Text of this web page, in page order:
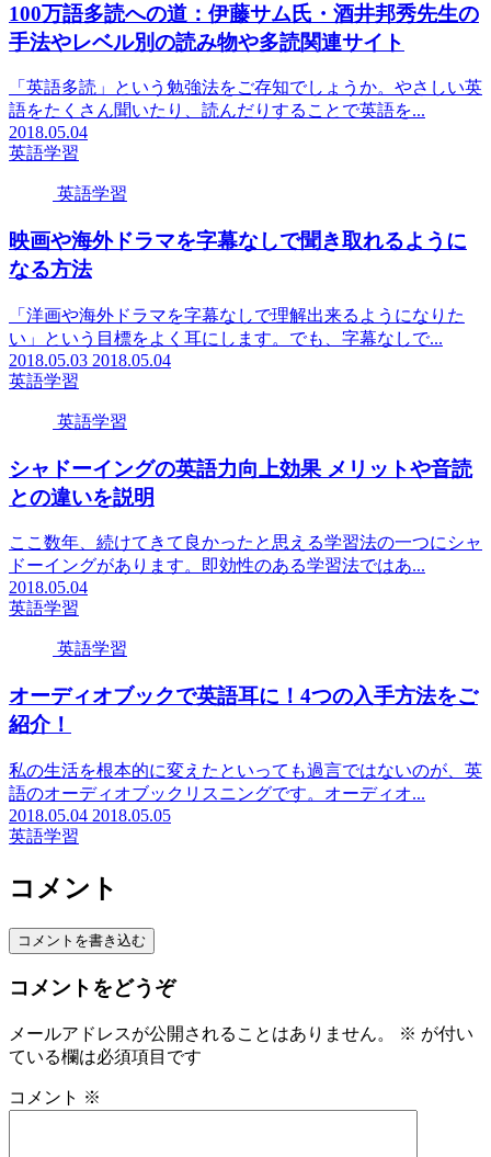
100万語多読への道：伊藤サム氏・酒井邦秀先生の
手法やレベル別の読み物や多読関連サイト
「英語多読」という勉強法をご存知でしょうか。やさしい英
語をたくさん聞いたり、読んだりすることで英語を...
2018.05.04
英語学習
英語学習
映画や海外ドラマを字幕なしで聞き取れるように
なる方法
「洋画や海外ドラマを字幕なしで理解出来るようになりた
い」という目標をよく耳にします。でも、字幕なしで...
2018.05.03 2018.05.04
英語学習
英語学習
シャドーイングの英語力向上効果 メリットや音読
との違いを説明
ここ数年、続けてきて良かったと思える学習法の一つにシャ
ドーイングがあります。即効性のある学習法ではあ...
2018.05.04
英語学習
英語学習
オーディオブックで英語耳に！4つの入手方法をご
紹介！
私の生活を根本的に変えたといっても過言ではないのが、英
語のオーディオブックリスニングです。オーディオ...
2018.05.04 2018.05.05
英語学習
コメント
コメントを書き込む
コメントをどうぞ
メールアドレスが公開されることはありません。 ※ が付い
ている欄は必須項目です
コメント ※